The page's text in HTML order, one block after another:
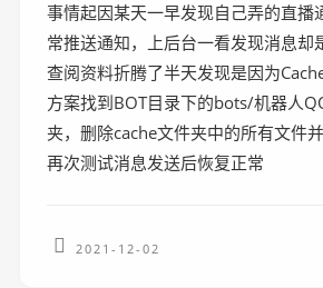
事情起因某天一早发现自己弄的直播
常推送通知，上后台一看发现消息却
查阅资料折腾了半天发现是因为
方案找到BOT目录下的bots/机器人
夹，删除cache文件夹中的所有文件
再次测试消息发送后恢复正常
2021-12-02